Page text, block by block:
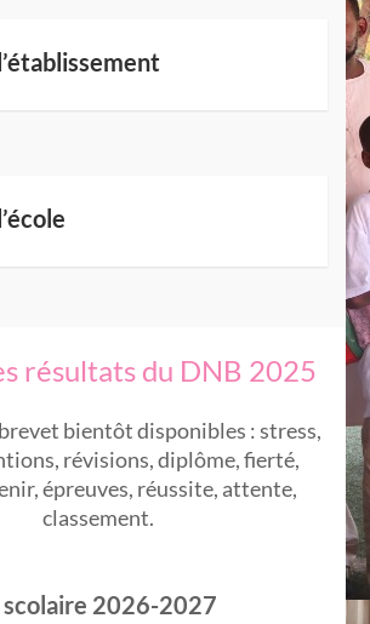
résultats du DNB 2025
bientôt disponibles : stress,
révisions, diplôme, fierté,
épreuves, réussite, attente,
classement.
scolaire 2026-2027